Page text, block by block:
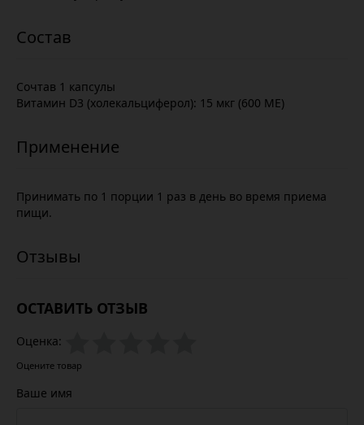
Сочтав 1 капсулы
Витамин D3 (холекальциферол): 15 мкг (600 МЕ)
Принимать по 1 порции 1 раз в день во время приема
пищи.
ОСТАВИТЬ ОТЗЫВ
Оценка:
Оцените товар
Ваше имя